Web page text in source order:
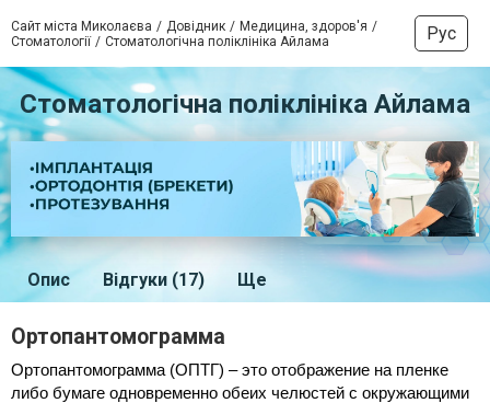
Сайт міста Миколаєва Довідник
Медицина, здоров'я
Стоматології
Стоматологічна поліклініка Айлама Рус
Стоматологічна поліклініка Айлама
Опис Відгуки (17) Ще
Ортопантомограмма
Ортопантомограмма (ОПТГ) – это отображение на пленке
либо бумаге одновременно обеих челюстей с окружающими